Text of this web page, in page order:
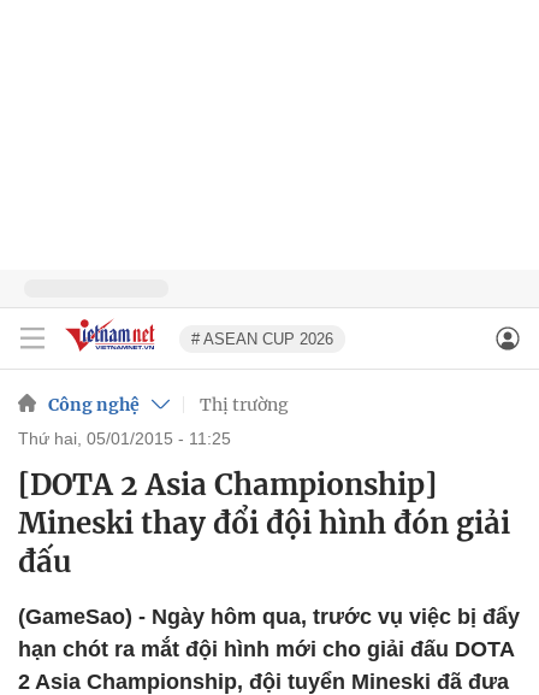
# ASEAN CUP 2026
Công nghệ Thị trường
thứ hai, 05/01/2015 - 11:25
[DOTA 2 Asia Championship]
Mineski thay đổi đội hình đón giải
đấu
(GameSao) - Ngày hôm qua, trước vụ việc bị đẩy
hạn chót ra mắt đội hình mới cho giải đấu DOTA
2 Asia Championship, đội tuyển Mineski đã đưa